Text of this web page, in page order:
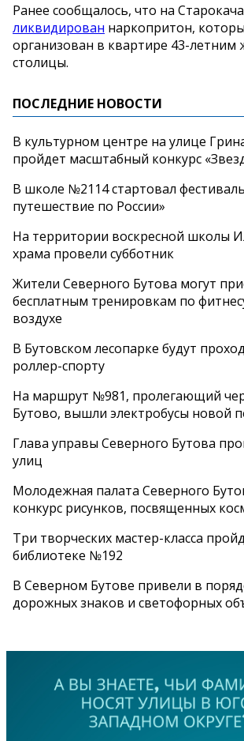
Ранее сообщалось, что на
ликвидирован наркопритон,
организован в квартире 43-летним
столицы.
ПОСЛЕДНИЕ НОВОСТИ
В культурном центре на улице
пройдет масштабный конкурс
В школе №2114 стартовал
путешествие по России»
На территории воскресной школы
храма провели субботник
Жители Северного Бутова могут
бесплатным тренировкам по
воздухе
В Бутовском лесопарке будут
роллер-спорту
На маршрут №981, пролегающий
Бутово, вышли электробусы новой
Глава управы Северного Бутова
улиц
Молодежная палата Северного
конкурс рисунков, посвященных
Три творческих мастер-класса
библиотеке №192
В Северном Бутове привели в
дорожных знаков и светофорных